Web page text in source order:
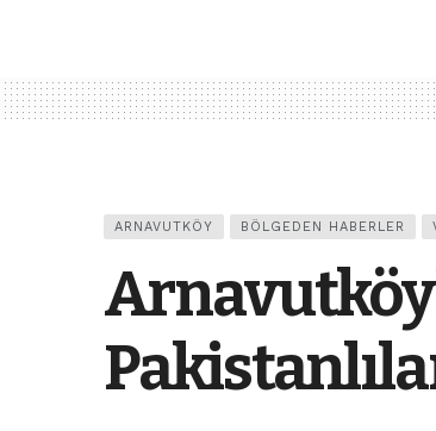
ARNAVUTKÖY BÖLGEDEN HABERLER